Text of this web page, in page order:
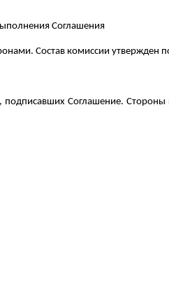
Соглашения
Состав комиссии утвержден
Соглашение. Стороны